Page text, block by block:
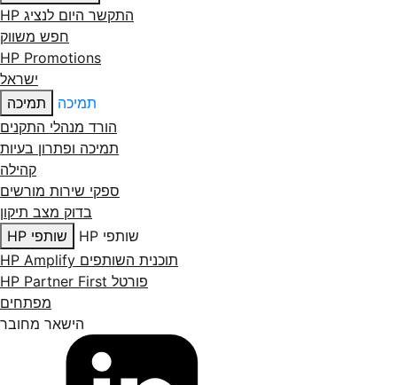
התקשר היום לנציג HP
חפש משווק
HP Promotions
ישראל
תמיכה
תמיכה
הורד מנהלי התקנים
תמיכה ופתרון בעיות
קהילה
ספקי שירות מורשים
בדוק מצב תיקון
שותפי HP
שותפי HP
תוכנית השותפים HP Amplify
פורטל HP Partner First
מפתחים
הישאר מחובר